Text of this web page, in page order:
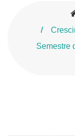
Semestre